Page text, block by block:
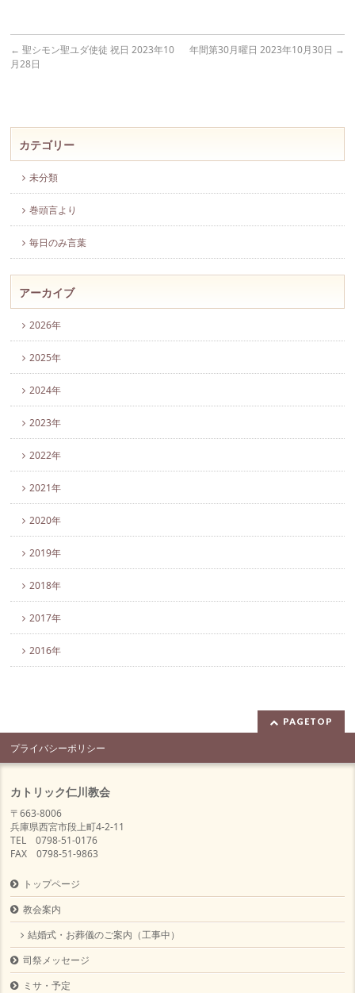
← 聖シモン聖ユダ使徒 祝日 2023年10
月28日
年間第30月曜日 2023年10月30日 →
カテゴリー
未分類
巻頭言より
毎日のみ言葉
アーカイブ
2026年
2025年
2024年
2023年
2022年
2021年
2020年
2019年
2018年
2017年
2016年
PAGETOP
プライバシーポリシー
カトリック仁川教会
〒663-8006
兵庫県西宮市段上町4-2-11
TEL 0798-51-0176
FAX 0798-51-9863
トップページ
教会案内
結婚式・お葬儀のご案内（工事中）
司祭メッセージ
ミサ・予定